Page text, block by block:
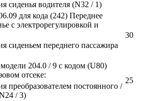
сиденья водителя (N32 / 1)
для кода (242) Переднее
с электрорегулировкой и
30
сиденьем переднего пассажира
204.0 / 9 с кодом (U80)
отсеке:
25
преобразователем постоянного /
/ 3)